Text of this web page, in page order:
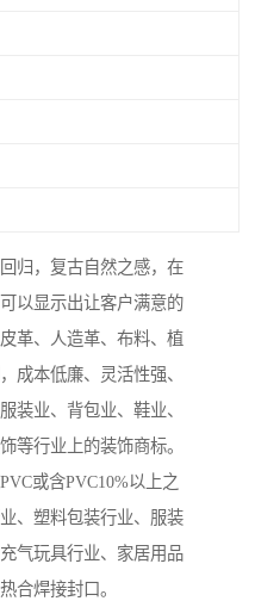
归，复古自然之感，在
以显示出让客户满意的
革、人造革、布料、植
成本低廉、灵活性强、
装业、背包业、鞋业、
等行业上的装饰商标。
或含PVC10%以上之
、塑料包装行业、服装
气玩具行业、家居用品
合焊接封口。